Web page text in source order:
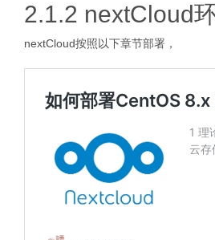
2.1.2 nextCloud
nextCloud按照以下章节部署，